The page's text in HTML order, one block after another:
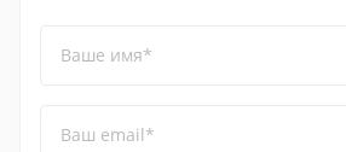
Ваше имя*
Ваш email*